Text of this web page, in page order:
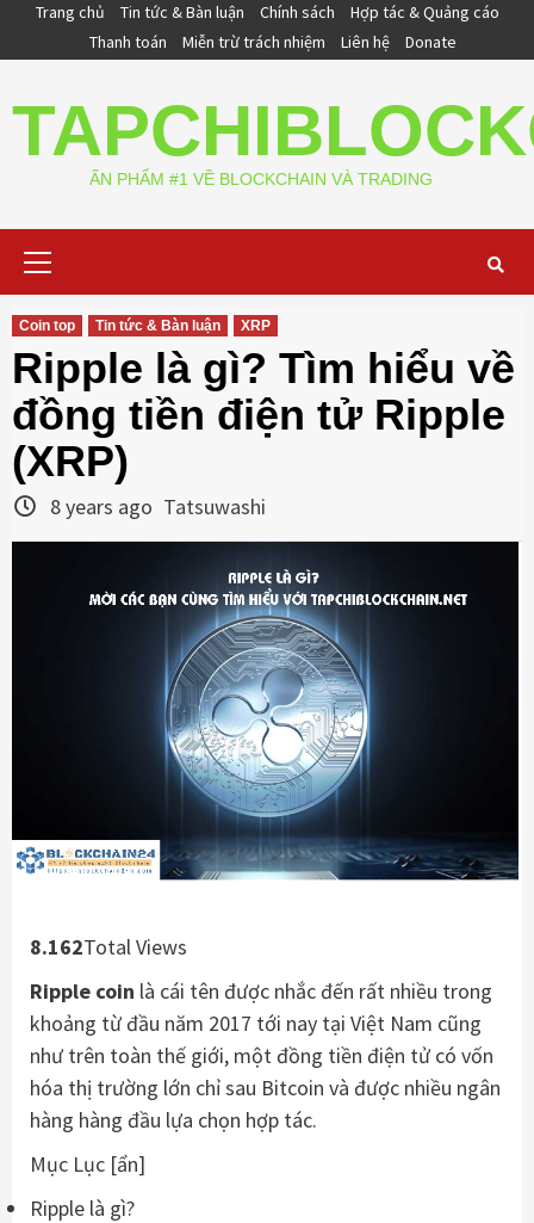
Trang chủ Tin tức & Bàn luận Chính sách
Hợp tác & Quảng cáo
Thanh toán
Miễn trừ trách nhiệm Liên hệ Donate
ẤN PHẨM #1 VỀ BLOCKCHAIN VÀ TRADING
Coin top Tin tức & Bàn luận XRP
Ripple là gì? Tìm hiểu về
đồng tiền điện tử Ripple
(XRP)
8 years ago Tatsuwashi
8.162Total Views
Ripple coin là cái tên được nhắc đến rất nhiều trong
khoảng từ đầu năm 2017 tới nay tại Việt Nam cũng
như trên toàn thế giới, một đồng tiền điện tử có vốn
hóa thị trường lớn chỉ sau Bitcoin và được nhiều ngân
hàng hàng đầu lựa chọn hợp tác.
Mục Lục [ẩn]
Ripple là gì?